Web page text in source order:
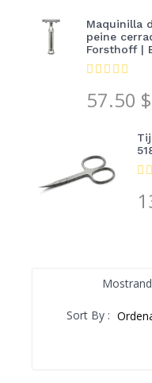
Maquinilla
peine
Forsthoff |
57.50
Sort By :